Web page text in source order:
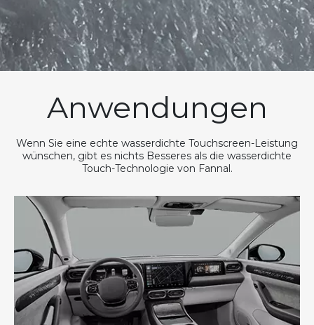
Anwendungen
Wenn Sie eine echte wasserdichte Touchscreen-Leistung
wünschen, gibt es nichts Besseres als die wasserdichte
Touch-Technologie von Fannal.​​​​​​​